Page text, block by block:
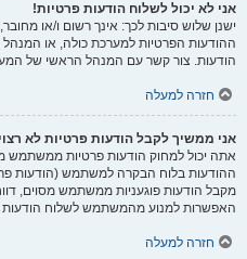
אני לא יכול לשלוח הודעות פרטיות!
ישנן שלוש סיבות לכך: אינך רשום ו/או
ההודעות הפרטיות למערכת כולה, או
הודעות. צור קשר עם המנהל הראשי של
חזרה למעלה
אני ממשיך לקבל הודעות פרטיות לא
אתה יכול למחוק הודעות פרטיות ממשתמש
ההודעות בלוח הבקרה למשתמש (הודעות
מקבל הודעות פוגעניות ממשתמש מסוים,
האפשרות למנוע מהמשתמש לשלוח הודעות
חזרה למעלה